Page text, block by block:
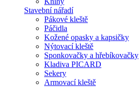
Stavební nářadí
Pákové kleště
Páčidla
Kožené opasky a kapsičky
Nýtovací kleště
Sponkovačky a hřebíkovačky
Kladiva PICARD
Sekery
Armovací kleště